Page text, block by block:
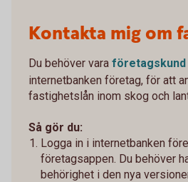
Kontakta mig om
Du behöver vara företagskund
internetbanken företag, för att
fastighetslån inom skog och
Så gör du:
Logga in i internetbanken
företagsappen. Du behöver
behörighet i den nya